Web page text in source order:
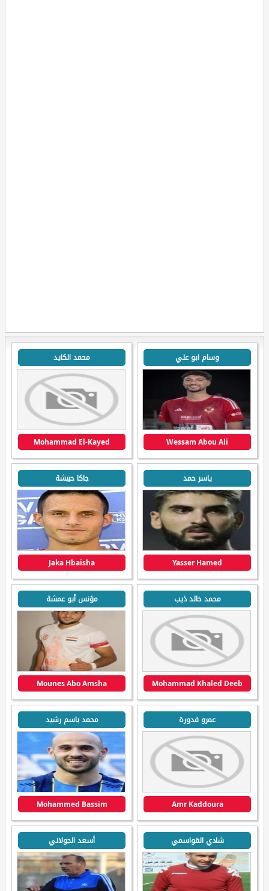
وسام ابو علي
Wessam Abou Ali
محمد الكايد
Mohammad El-Kayed
ياسر حمد
Yasser Hamed
جاكا حبيشة
Jaka Hbaisha
محمد خالد ذيب
Mohammad Khaled Deeb
مؤنس أبو عمشة
Mounes Abo Amsha
عمرو قدورة
Amr Kaddoura
محمد باسم رشيد
Mohammed Bassim
شادي القواسمي أسعد الجولاني